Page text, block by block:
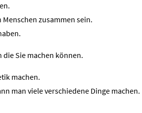
zusammen sein.
die Sie machen können.
machen.
man viele verschiedene Dinge machen.